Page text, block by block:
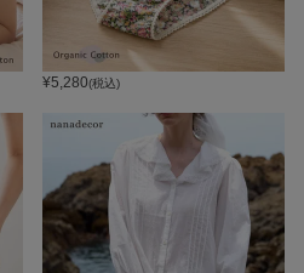
¥5,280(税込)